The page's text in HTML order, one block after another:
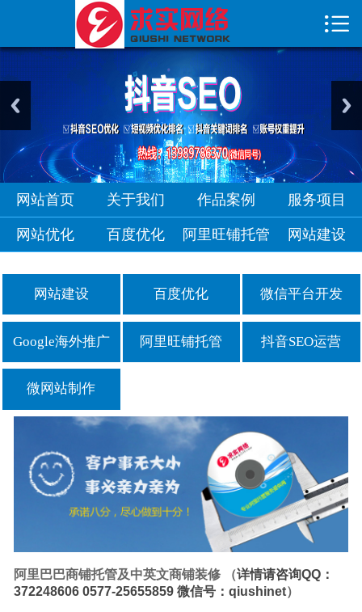
关于我们
作品案例
服务项目
网站优化

网站首页 关于我们 作品案例 服务项目
网站优化 百度优化 阿里旺铺托管 网站建设
网站建设 百度优化 微信平台开发
Google海外推广 阿里旺铺托管 抖音SEO运营
微网站制作
阿里巴巴商铺托管及中英文商铺装修 （详情请咨询QQ：
372248606 0577-25655859 微信号：qiushinet）